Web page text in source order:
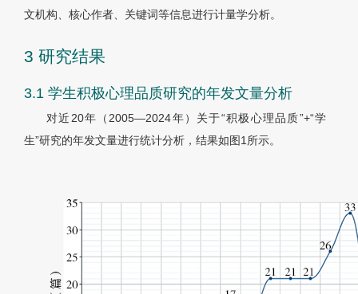
文机构、核心作者、关键词等信息进行计量学分析。
3 研究结果
3.1 学生积极心理品质研究的年发文量分析
对近20年（2005—2024年）关于“积极心理品质”+“学
生”研究的年发文量进行统计分析，结果如图1所示。